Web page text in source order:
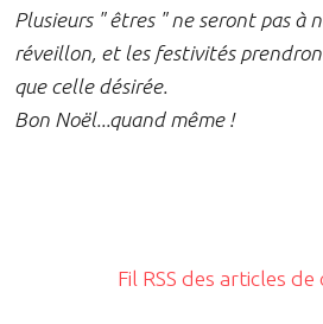
Plusieurs " êtres " ne seront pas à
réveillon, et les festivités
que celle désirée.
Bon Noël...quand même !
Fil RSS des articles